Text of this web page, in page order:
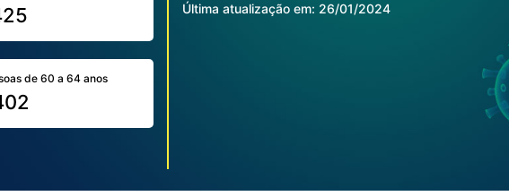
de 60 a 64 anos
Última atualização em: 26/01/2024